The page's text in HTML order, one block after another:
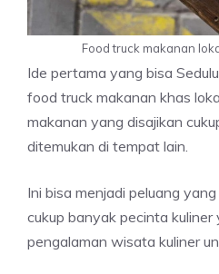
Food truck makanan
Ide pertama yang bisa
food truck makanan khas
makanan yang disajikan
ditemukan di tempat lain.
Ini bisa menjadi peluang
cukup banyak pecinta kuliner
pengalaman wisata kuliner